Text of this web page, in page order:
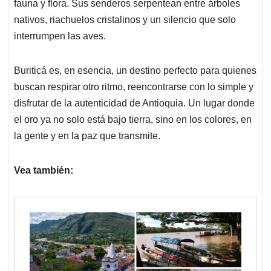
fauna y flora. Sus senderos serpentean entre árboles
nativos, riachuelos cristalinos y un silencio que solo
interrumpen las aves.
Buriticá es, en esencia, un destino perfecto para quienes
buscan respirar otro ritmo, reencontrarse con lo simple y
disfrutar de la autenticidad de Antioquia. Un lugar donde
el oro ya no solo está bajo tierra, sino en los colores, en
la gente y en la paz que transmite.
Vea también: